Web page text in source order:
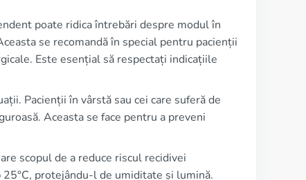
poate ridica întrebări despre modul în
se recomandă în special pentru pacienții
Este esențial să respectați indicațiile
Pacienții în vârstă sau cei care suferă de
Aceasta se face pentru a preveni
scopul de a reduce riscul recidivei
protejându-l de umiditate și lumină.